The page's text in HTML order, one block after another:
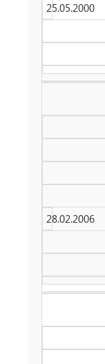
25.05.2000
28.02.2006